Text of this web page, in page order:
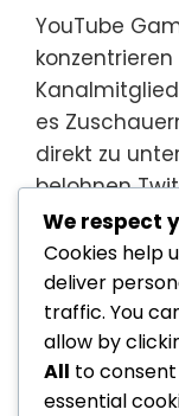
YouTube
es
direkt zu
belohnen
Game-
einfach für
passiveres
Während
oft exklusive
We respect
Cookies help
deliver
traffic. You
allow by
All to
essential